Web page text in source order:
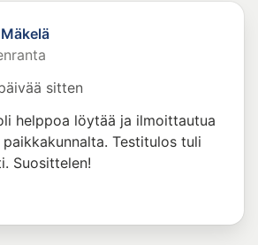
sitten
helppoa löytää ja ilmoittautua
Testitulos tuli
Suosittelen!